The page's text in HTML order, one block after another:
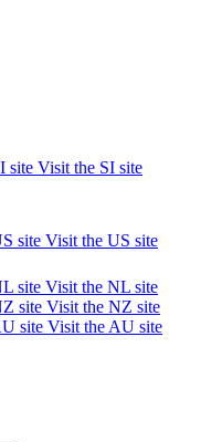
Visit the SI site
Visit the US site
Visit the NL site
Visit the NZ site
Visit the AU site